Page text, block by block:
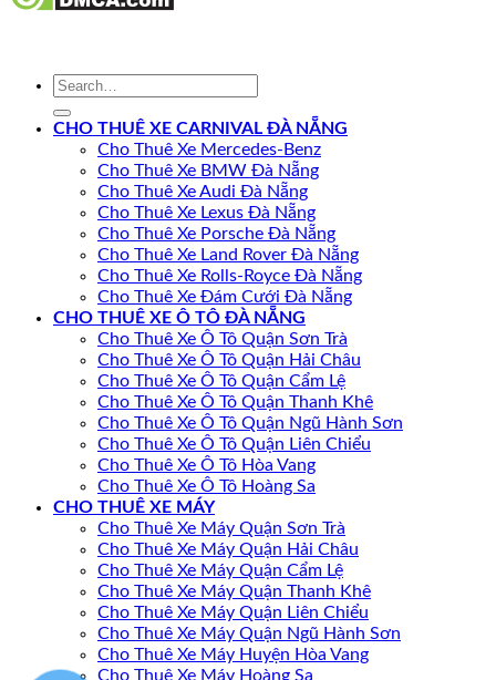
CHO THUÊ XE CARNIVAL ĐÀ NẴNG
Cho Thuê Xe Mercedes-Benz
Cho Thuê Xe BMW Đà Nẵng
Cho Thuê Xe Audi Đà Nẵng
Cho Thuê Xe Lexus Đà Nẵng
Cho Thuê Xe Porsche Đà Nẵng
Cho Thuê Xe Land Rover Đà Nẵng
Cho Thuê Xe Rolls-Royce Đà Nẵng
Cho Thuê Xe Đám Cưới Đà Nẵng
CHO THUÊ XE Ô TÔ ĐÀ NẴNG
Cho Thuê Xe Ô Tô Quận Sơn Trà
Cho Thuê Xe Ô Tô Quận Hải Châu
Cho Thuê Xe Ô Tô Quận Cẩm Lệ
Cho Thuê Xe Ô Tô Quận Thanh Khê
Cho Thuê Xe Ô Tô Quận Ngũ Hành Sơn
Cho Thuê Xe Ô Tô Quận Liên Chiểu
Cho Thuê Xe Ô Tô Hòa Vang
Cho Thuê Xe Ô Tô Hoàng Sa
CHO THUÊ XE MÁY
Cho Thuê Xe Máy Quận Sơn Trà
Cho Thuê Xe Máy Quận Hải Châu
Cho Thuê Xe Máy Quận Cẩm Lệ
Cho Thuê Xe Máy Quận Thanh Khê
Cho Thuê Xe Máy Quận Liên Chiểu
Cho Thuê Xe Máy Quận Ngũ Hành Sơn
Cho Thuê Xe Máy Huyện Hòa Vang
Cho Thuê Xe Máy Hoàng Sa